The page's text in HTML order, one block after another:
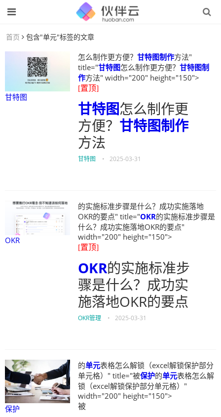
首页 包含"单元"标签的文章
甘特图
怎么制作更方便？ 甘特图制作方法"
title="甘特图怎么制作更方便？ 甘特图制
作方法" width="200" height="150">
[置顶]
甘特图怎么制作更
方便？ 甘特图制作
方法
甘特图 • 2025-03-31
OKR
的实施标准步骤是什么？成功实施落地
OKR的要点" title="OKR的实施标准步骤是
什么？成功实施落地OKR的要点"
width="200" height="150">
[置顶]
OKR的实施标准步
骤是什么？成功实
施落地OKR的要点
OKR管理 • 2025-03-31
保护
的单元表格怎么解锁（excel解锁保护部分
单元格）" title="被保护的单元表格怎么解
锁（excel解锁保护部分单元格）"
width="200" height="150">
被